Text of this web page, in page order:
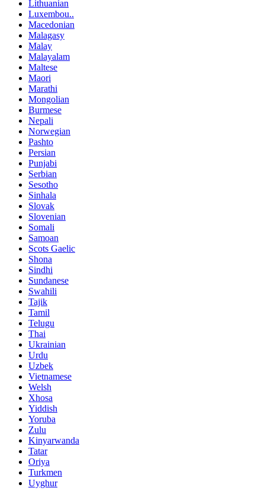
Lithuanian
Luxembou..
Macedonian
Malagasy
Malay
Malayalam
Maltese
Maori
Marathi
Mongolian
Burmese
Nepali
Norwegian
Pashto
Persian
Punjabi
Serbian
Sesotho
Sinhala
Slovak
Slovenian
Somali
Samoan
Scots Gaelic
Shona
Sindhi
Sundanese
Swahili
Tajik
Tamil
Telugu
Thai
Ukrainian
Urdu
Uzbek
Vietnamese
Welsh
Xhosa
Yiddish
Yoruba
Zulu
Kinyarwanda
Tatar
Oriya
Turkmen
Uyghur